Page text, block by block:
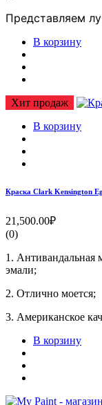
Представляем
В корзину
Хит продаж
В корзину
Краска Clark Kensington
21,500.00₽
(0)
1. Антивандальная
эмали;
2. Отлично моется;
3. Американское
В корзину